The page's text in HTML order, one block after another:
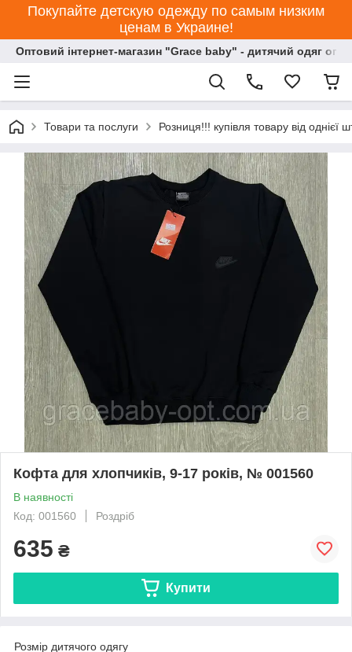
Покупайте детскую одежду по самым низким
ценам в Украине!
Оптовий інтернет-магазин "Grace baby" - дитячий одяг
Товари та послуги Розниця!!! купівля товару від однієї
Кофта для хлопчиків, 9-17 років, № 001560
В наявності
Код: 001560
Роздріб
635 ₴
Купити
Розмір дитячого одягу